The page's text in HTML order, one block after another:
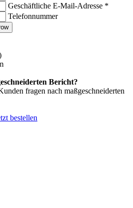
Geschäftliche E-Mail-Adresse *
Telefonnummer
Bericht?
fragen nach maßgeschneiderten
bestellen